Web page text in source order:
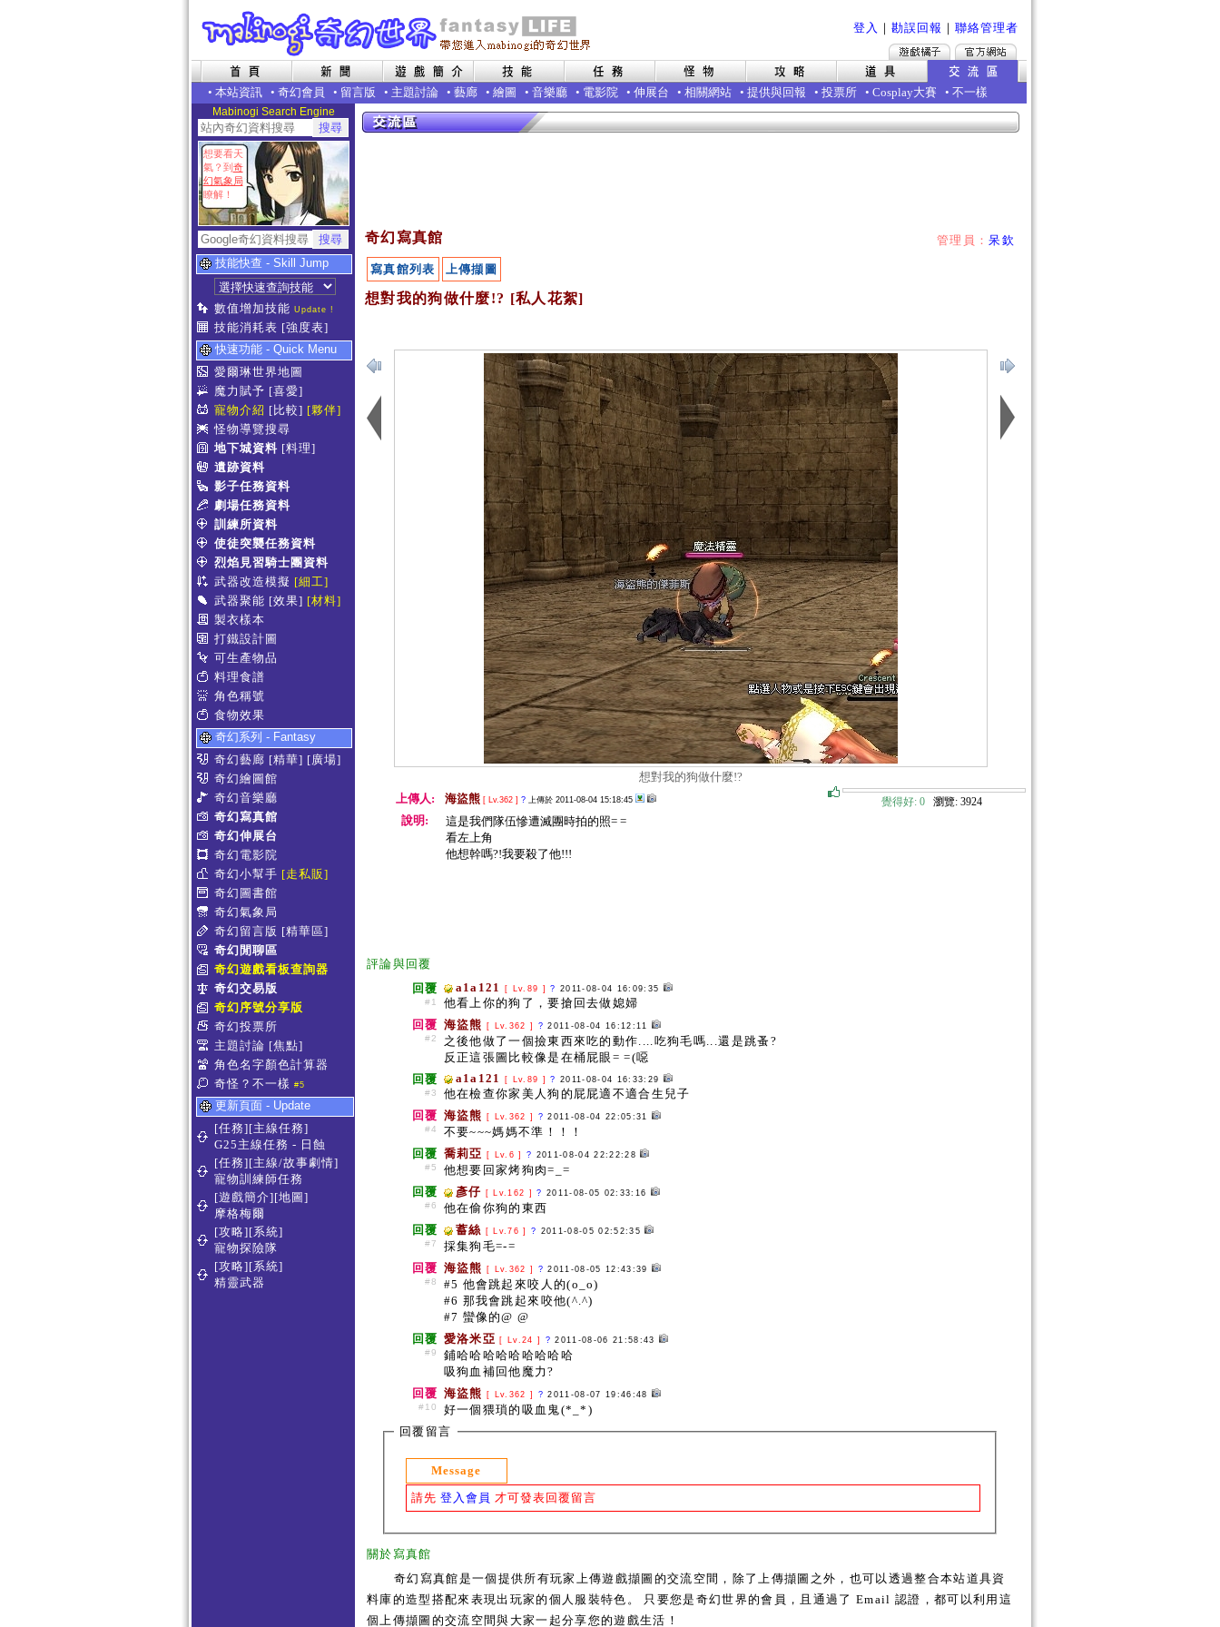
登入 ｜ 勘誤回報 ｜ 聯絡管理者
• 本站資訊 • 奇幻會員 • 留言版 • 主題討論 • 藝廊 • 繪圖 • 音樂廳 • 電影院 • 伸展台 • 相關網站 • 提供與回報 • 投票所 • Cosplay大賽 • 不一樣
Mabinogi Search Engine
想要看天
氣？到 奇
幻氣象局
瞭解！
技能快查 - Skill Jump
數值增加技能 Update !
技能消耗表 [強度表]
快速功能 - Quick Menu
愛爾琳世界地圖
魔力賦予 [喜愛]
寵物介紹 [比較] [夥伴]
怪物導覽搜尋
地下城資料 [料理]
遺跡資料
影子任務資料
劇場任務資料
訓練所資料
使徒突襲任務資料
烈焰見習騎士團資料
武器改造模擬 [細工]
武器聚能 [效果] [材料]
製衣樣本
打鐵設計圖
可生產物品
料理食譜
角色稱號
食物效果
奇幻系列 - Fantasy
奇幻藝廊 [精華] [廣場]
奇幻繪圖館
奇幻音樂廳
奇幻寫真館
奇幻伸展台
奇幻電影院
奇幻小幫手 [走私販]
奇幻圖書館
奇幻氣象局
奇幻留言版 [精華區]
奇幻閒聊區
奇幻遊戲看板查詢器
奇幻交易版
奇幻序號分享版
奇幻投票所
主題討論 [焦點]
角色名字顏色計算器
奇怪？不一樣 #5
更新頁面 - Update
[任務][主線任務]
G25主線任務 - 日蝕
[任務][主線/故事劇情]
寵物訓練師任務
[遊戲簡介][地圖]
摩格梅爾
[攻略][系統]
寵物探險隊
[攻略][系統]
精靈武器
管理員：呆欽
奇幻寫真館
寫真館列表 上傳擷圖
想對我的狗做什麼!? [私人花絮]
想對我的狗做什麼!?
覺得好: 0 瀏覽: 3924
上傳人: 海盜熊 [ Lv.362 ] ? 上傳於 2011-08-04 15:18:45
說明:
這是我們隊伍慘遭滅團時拍的照= =
看左上角
他想幹嗎?!我要殺了他!!!
評論與回覆
回覆
#1
a1a121 [ Lv.89 ]? 2011-08-04 16:09:35
他看上你的狗了，要搶回去做媳婦
回覆
#2
海盜熊 [ Lv.362 ] ? 2011-08-04 16:12:11
之後他做了一個撿東西來吃的動作....吃狗毛嗎...還是跳蚤?
反正這張圖比較像是在桶屁眼= =(噁
回覆
#3
a1a121 [ Lv.89 ]? 2011-08-04 16:33:29
他在檢查你家美人狗的屁屁適不適合生兒子
回覆
#4
海盜熊 [ Lv.362 ] ? 2011-08-04 22:05:31
不要~~~媽媽不準！！！
回覆
#5
喬莉亞 [ Lv.6 ] ? 2011-08-04 22:22:28
他想要回家烤狗肉=_=
回覆
#6
彥仔 [ Lv.162 ]? 2011-08-05 02:33:16
他在偷你狗的東西
回覆
#7
蓄絲 [ Lv.76 ] ? 2011-08-05 02:52:35
採集狗毛=-=
回覆
#8
海盜熊 [ Lv.362 ] ? 2011-08-05 12:43:39
#5 他會跳起來咬人的(o_o)
#6 那我會跳起來咬他(^.^)
#7 蠻像的@ @
回覆
#9
愛洛米亞 [ Lv.24 ] ? 2011-08-06 21:58:43
鋪哈哈哈哈哈哈哈哈哈
吸狗血補回他魔力?
回覆
#10
海盜熊 [ Lv.362 ] ? 2011-08-07 19:46:48
好一個猥瑣的吸血鬼(*_*)
回覆留言
Message
請先 登入會員 才可發表回覆留言
關於寫真館
奇幻寫真館是一個提供所有玩家上傳遊戲擷圖的交流空間，除了上傳擷圖之外，也可以透過整合本站道具資
料庫的造型搭配來表現出玩家的個人服裝特色。 只要您是奇幻世界的會員，且通過了 Email 認證，都可以利用這
個上傳擷圖的交流空間與大家一起分享您的遊戲生活！